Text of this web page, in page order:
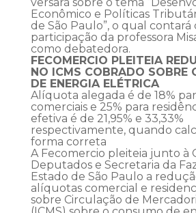
Econômico e Políticas
de São Paulo”, o qual contará
participação da professora
como debatedora.
FECOMERCIO PLEITEIA
NO ICMS COBRADO SOBRE
DE ENERGIA ELÉTRICA
Alíquota alegada é de 18%
comerciais e 25% para
efetiva é de 21,95% e 33,33%
respectivamente, quando
forma correta
A Fecomercio pleiteia junto à
Deputados e Secretaria da
Estado de São Paulo a
alíquotas comercial e
sobre Circulação de